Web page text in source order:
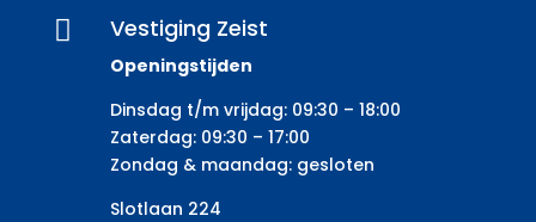
 Vestiging Zeist
Openingstijden
Dinsdag t/m vrijdag: 09:30 – 18:00
Zaterdag: 09:30 – 17:00
Zondag & maandag: gesloten
Slotlaan 224